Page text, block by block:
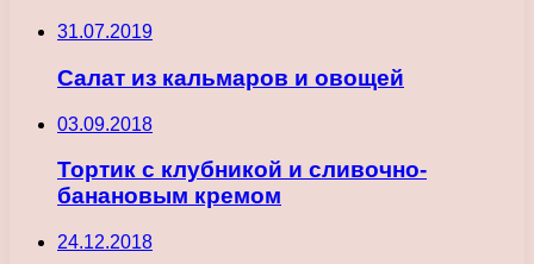
31.07.2019
Салат из кальмаров и овощей
03.09.2018
Тортик с клубникой и сливочно-
банановым кремом
24.12.2018